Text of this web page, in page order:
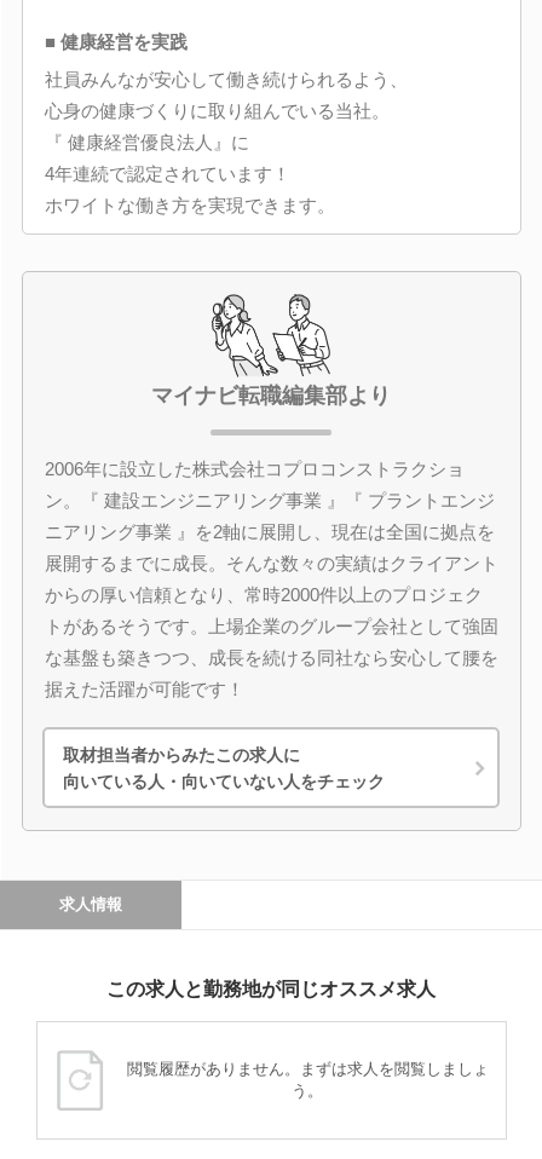
■ 健康経営を実践
社員みんなが安心して働き続けられるよう、
心身の健康づくりに取り組んでいる当社。
『 健康経営優良法人』に
4年連続で認定されています！
ホワイトな働き方を実現できます。
マイナビ転職編集部より
2006年に設立した株式会社コプロコンストラクショ
ン。『 建設エンジニアリング事業 』『 プラントエンジ
ニアリング事業 』を2軸に展開し、現在は全国に拠点を
展開するまでに成長。そんな数々の実績はクライアント
からの厚い信頼となり、常時2000件以上のプロジェク
トがあるそうです。上場企業のグループ会社として強固
な基盤も築きつつ、成長を続ける同社なら安心して腰を
据えた活躍が可能です！
取材担当者からみたこの求人に
向いている人・向いていない人をチェック
求人情報
この求人と勤務地が同じオススメ求人
閲覧履歴がありません。まずは求人を閲覧しましょ
う。